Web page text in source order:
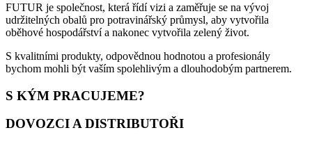
FUTUR je společnost, která řídí vizi a zaměřuje se na vývoj
udržitelných obalů pro potravinářský průmysl, aby vytvořila
oběhové hospodářství a nakonec vytvořila zelený život.
S kvalitními produkty, odpovědnou hodnotou a profesionály
bychom mohli být vaším spolehlivým a dlouhodobým partnerem.
S KÝM PRACUJEME?
DOVOZCI A DISTRIBUTOŘI